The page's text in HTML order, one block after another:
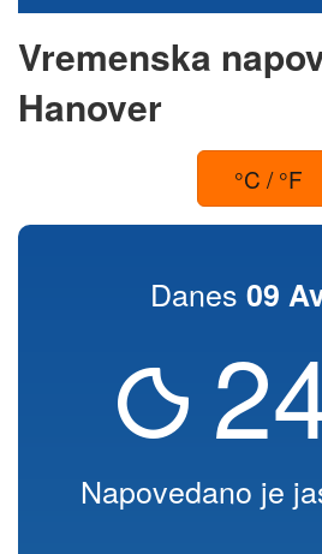
Vremenska
Hanover
°C / °F
Danes 09
Napovedano je